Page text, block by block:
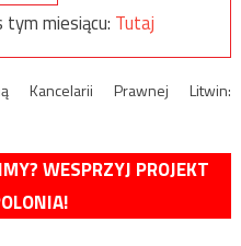
miesiącu: Tutaj
Kancelarii Prawnej Litwin:
WESPRZYJ PROJEKT